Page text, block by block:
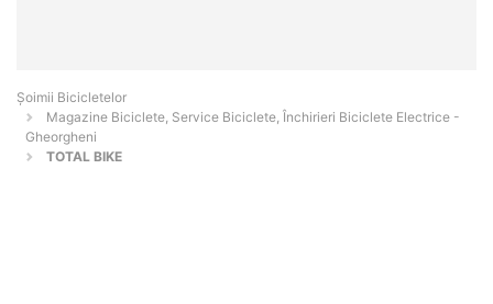
Șoimii Bicicletelor
Magazine Biciclete, Service Biciclete, Închirieri Biciclete Electrice -
Gheorgheni
TOTAL BIKE